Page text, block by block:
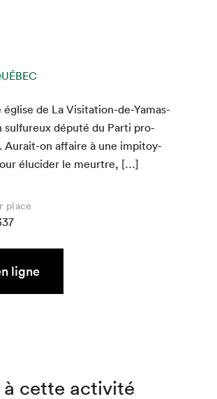
église de La Vis­i­ta­tion-de-Yamas­
sul­fureux député du Par­ti pro­
Aurait-on affaire à une impi­toy­
élu­cider le meurtre, […]
place
ligne
cette activité